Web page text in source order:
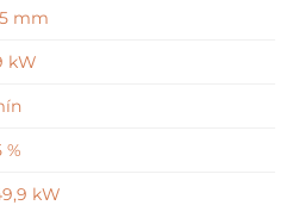
mm
kW
%
kW